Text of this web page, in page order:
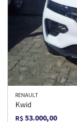
RENAULT
Kwid
R$ 53.000,00